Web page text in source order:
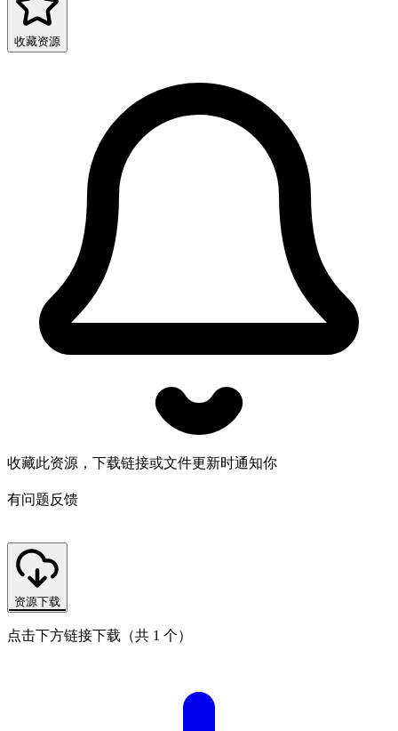
收藏资源
收藏此资源，下载链接或文件更新时通知你
有问题反馈
资源下载
点击下方链接下载（共 1 个）